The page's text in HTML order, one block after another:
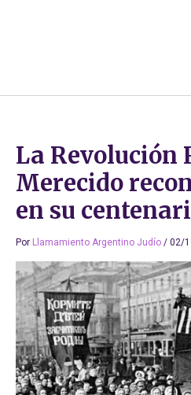
La Revolución
Merecido
en su
Por Llamamiento Argentino Judío / 02/